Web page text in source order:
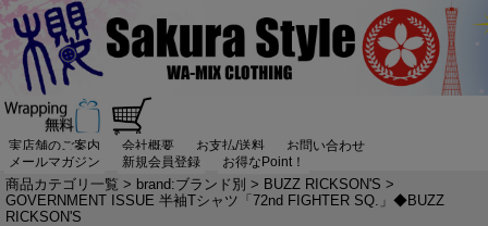
実店舗のご案内 会社概要 お支払/送料
お問い合わせ
メールマガジン
新規会員登録 お得なPoint！
商品カテゴリ一覧 > brand:ブランド別 > BUZZ RICKSON'S >
GOVERNMENT ISSUE 半袖Tシャツ「72nd FIGHTER SQ.」◆BUZZ
RICKSON'S